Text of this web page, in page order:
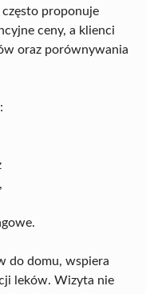
proponuje
ceny, a klienci
oraz porównywania
do domu, wspiera
leków. Wizyta nie